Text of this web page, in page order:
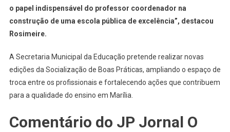
o papel indispensável do professor coordenador na
construção de uma escola pública de excelência”, destacou
Rosimeire.
A Secretaria Municipal da Educação pretende realizar novas
edições da Socialização de Boas Práticas, ampliando o espaço de
troca entre os profissionais e fortalecendo ações que contribuem
para a qualidade do ensino em Marília.
Comentário do JP Jornal O